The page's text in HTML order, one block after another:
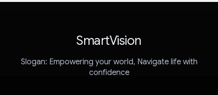
SmartVision
Slogan: Empowering your world, Navigate life with
confidence